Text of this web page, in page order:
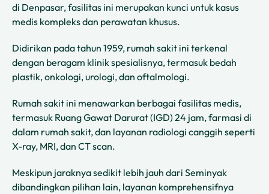
di Denpasar, fasilitas ini merupakan kunci untuk kasus
medis kompleks dan perawatan khusus.
Didirikan pada tahun 1959, rumah sakit ini terkenal
dengan beragam klinik spesialisnya, termasuk bedah
plastik, onkologi, urologi, dan oftalmologi.
Rumah sakit ini menawarkan berbagai fasilitas medis,
termasuk Ruang Gawat Darurat (IGD) 24 jam, farmasi di
dalam rumah sakit, dan layanan radiologi canggih seperti
X-ray, MRI, dan CT scan.
Meskipun jaraknya sedikit lebih jauh dari Seminyak
dibandingkan pilihan lain, layanan komprehensifnya